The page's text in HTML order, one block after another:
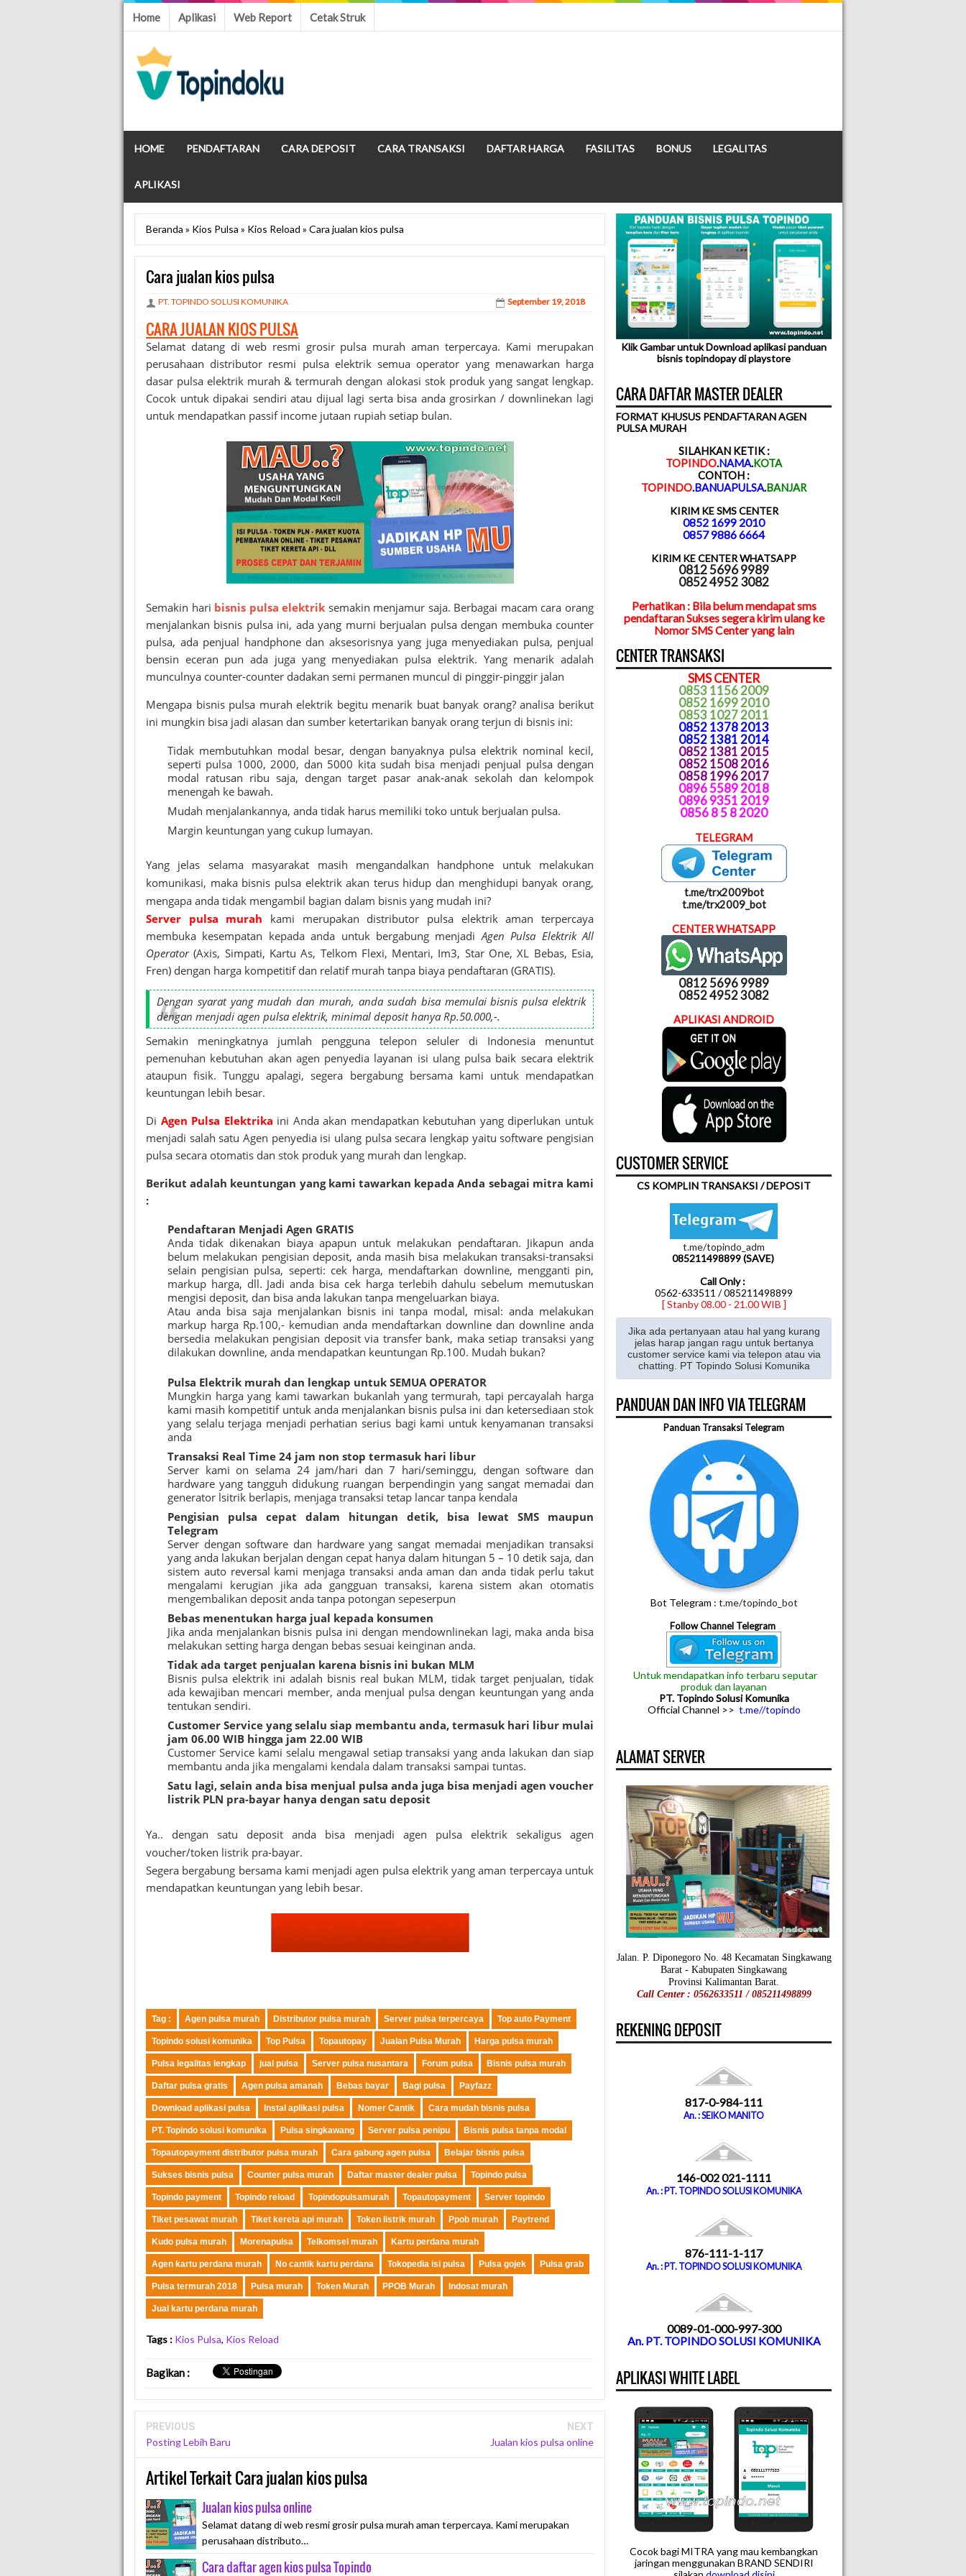
Home Aplikasi Web Report Cetak Struk
HOME PENDAFTARAN CARA DEPOSIT CARA TRANSAKSI DAFTAR HARGA FASILITAS BONUS LEGALITAS
APLIKASI
Beranda » Kios Pulsa » Kios Reload » Cara jualan kios pulsa
Cara jualan kios pulsa
PT. TOPINDO SOLUSI KOMUNIKA September 19, 2018
CARA JUALAN KIOS PULSA
Selamat datang di web resmi grosir pulsa murah aman terpercaya. Kami merupakan
perusahaan distributor resmi pulsa elektrik semua operator yang menawarkan harga
dasar pulsa elektrik murah & termurah dengan alokasi stok produk yang sangat lengkap.
Cocok untuk dipakai sendiri atau dijual lagi serta bisa anda grosirkan / downlinekan lagi
untuk mendapatkan passif income jutaan rupiah setiap bulan.
Semakin hari bisnis pulsa elektrik semakin menjamur saja. Berbagai macam cara orang
menjalankan bisnis pulsa ini, ada yang murni berjualan pulsa dengan membuka counter
pulsa, ada penjual handphone dan aksesorisnya yang juga menyediakan pulsa, penjual
bensin eceran pun ada juga yang menyediakan pulsa elektrik. Yang menarik adalah
munculnya counter-counter dadakan semi permanen muncul di pinggir-pinggir jalan
Mengapa bisnis pulsa murah elektrik begitu menarik buat banyak orang? analisa berikut
ini mungkin bisa jadi alasan dan sumber ketertarikan banyak orang terjun di bisnis ini:
Tidak membutuhkan modal besar, dengan banyaknya pulsa elektrik nominal kecil,
seperti pulsa 1000, 2000, dan 5000 kita sudah bisa menjadi penjual pulsa dengan
modal ratusan ribu saja, dengan target pasar anak-anak sekolah dan kelompok
menengah ke bawah.
Mudah menjalankannya, anda tidak harus memiliki toko untuk berjualan pulsa.
Margin keuntungan yang cukup lumayan.
Yang jelas selama masyarakat masih mengandalkan handphone untuk melakukan
komunikasi, maka bisnis pulsa elektrik akan terus hidup dan menghidupi banyak orang,
mengapa anda tidak mengambil bagian dalam bisnis yang mudah ini?
Server pulsa murah kami merupakan distributor pulsa elektrik aman terpercaya
membuka kesempatan kepada anda untuk bergabung menjadiAgen Pulsa Elektrik All
Operator(Axis, Simpati, Kartu As, Telkom Flexi, Mentari, Im3, Star One, XL Bebas, Esia,
Fren) dengan harga kompetitif dan relatif murah tanpa biaya pendaftaran (GRATIS).
Dengan syarat yang mudah dan murah, anda sudah bisa memulai bisnis pulsa elektrik
dengan menjadi agen pulsa elektrik, minimal deposit hanya Rp.50.000,-.
Semakin meningkatnya jumlah pengguna telepon seluler di Indonesia menuntut
pemenuhan kebutuhan akan agen penyedia layanan isi ulang pulsa baik secara elektrik
ataupun fisik. Tunggu apalagi, segera bergabung bersama kami untuk mendapatkan
keuntungan lebih besar.
Di Agen Pulsa Elektrika ini Anda akan mendapatkan kebutuhan yang diperlukan untuk
menjadi salah satu Agen penyedia isi ulang pulsa secara lengkap yaitu software pengisian
pulsa secara otomatis dan stok produk yang murah dan lengkap.
Berikut adalah keuntungan yang kami tawarkan kepada Anda sebagai mitra kami
:
Pendaftaran Menjadi Agen GRATIS
Anda tidak dikenakan biaya apapun untuk melakukan pendaftaran. Jikapun anda
belum melakukan pengisian deposit, anda masih bisa melakukan transaksi-transaksi
selain pengisian pulsa, seperti: cek harga, mendaftarkan downline, mengganti pin,
markup harga, dll. Jadi anda bisa cek harga terlebih dahulu sebelum memutuskan
mengisi deposit, dan bisa anda lakukan tanpa mengeluarkan biaya.
Atau anda bisa saja menjalankan bisnis ini tanpa modal, misal: anda melakukan
markup harga Rp.100,- kemudian anda mendaftarkan downline dan downline anda
bersedia melakukan pengisian deposit via transfer bank, maka setiap transaksi yang
dilakukan downline, anda mendapatkan keuntungan Rp.100. Mudah bukan?
Pulsa Elektrik murah dan lengkap untuk SEMUA OPERATOR
Mungkin harga yang kami tawarkan bukanlah yang termurah, tapi percayalah harga
kami masih kompetitif untuk anda menjalankan bisnis pulsa ini dan ketersediaan stok
yang selalu terjaga menjadi perhatian serius bagi kami untuk kenyamanan transaksi
anda
Transaksi Real Time 24 jam non stop termasuk hari libur
Server kami on selama 24 jam/hari dan 7 hari/seminggu, dengan software dan
hardware yang tangguh didukung ruangan berpendingin yang sangat memadai dan
generator lsitrik berlapis, menjaga transaksi tetap lancar tanpa kendala
Pengisian pulsa cepat dalam hitungan detik, bisa lewat SMS maupun
Telegram
Server dengan software dan hardware yang sangat memadai menjadikan transaksi
yang anda lakukan berjalan dengan cepat hanya dalam hitungan 5 – 10 detik saja, dan
sistem auto reversal kami menjaga transaksi anda aman dan anda tidak perlu takut
mengalami kerugian jika ada gangguan transaksi, karena sistem akan otomatis
mengembalikan deposit anda tanpa potongan sepeserpun
Bebas menentukan harga jual kepada konsumen
Jika anda menjalankan bisnis pulsa ini dengan mendownlinekan lagi, maka anda bisa
melakukan setting harga dengan bebas sesuai keinginan anda.
Tidak ada target penjualan karena bisnis ini bukan MLM
Bisnis pulsa elektrik ini adalah bisnis real bukan MLM, tidak target penjualan, tidak
ada kewajiban mencari member, anda menjual pulsa dengan keuntungan yang anda
tentukan sendiri.
Customer Service yang selalu siap membantu anda, termasuk hari libur mulai
jam 06.00 WIB hingga jam 22.00 WIB
Customer Service kami selalu mengawal setiap transaksi yang anda lakukan dan siap
membantu anda jika mengalami kendala dalam transaksi sampai tuntas.
Satu lagi, selain anda bisa menjual pulsa anda juga bisa menjadi agen voucher
listrik PLN pra-bayar hanya dengan satu deposit
Ya.. dengan satu deposit anda bisa menjadi agen pulsa elektrik sekaligus agen
voucher/token listrik pra-bayar.
Segera bergabung bersama kami menjadi agen pulsa elektrik yang aman terpercaya untuk
mendapatkan keuntungan yang lebih besar.
Tag : Agen pulsa murah Distributor pulsa murah Server pulsa terpercaya Top auto Payment
Topindo solusi komunika Top Pulsa Topautopay Jualan Pulsa Murah Harga pulsa murah
Pulsa legalitas lengkap jual pulsa Server pulsa nusantara Forum pulsa Bisnis pulsa murah
Daftar pulsa gratis Agen pulsa amanah Bebas bayar Bagi pulsa Payfazz
Download aplikasi pulsa Instal aplikasi pulsa Nomer Cantik Cara mudah bisnis pulsa
PT. Topindo solusi komunika Pulsa singkawang Server pulsa penipu Bisnis pulsa tanpa modal
Topautopayment distributor pulsa murah Cara gabung agen pulsa Belajar bisnis pulsa
Sukses bisnis pulsa Counter pulsa murah Daftar master dealer pulsa Topindo pulsa
Topindo payment Topindo reload Topindopulsamurah Topautopayment Server topindo
Tiket pesawat murah Tiket kereta api murah Token listrik murah Ppob murah Paytrend
Kudo pulsa murah Morenapulsa Telkomsel murah Kartu perdana murah
Agen kartu perdana murah No cantik kartu perdana Tokopedia isi pulsa Pulsa gojek Pulsa grab
Pulsa termurah 2018 Pulsa murah Token Murah PPOB Murah Indosat murah
Jual kartu perdana murah
Tags : Kios Pulsa, Kios Reload
Bagikan :
PREVIOUS
Posting Lebih Baru
NEXT
Jualan kios pulsa online
Artikel Terkait Cara jualan kios pulsa
Jualan kios pulsa online
Selamat datang di web resmi grosir pulsa murah aman terpercaya. Kami merupakan
perusahaan distributo…
Cara daftar agen kios pulsa Topindo
Klik Gambar untuk Download aplikasi panduan
bisnis topindopay di playstore
CARA DAFTAR MASTER DEALER
FORMAT KHUSUS PENDAFTARAN AGEN
PULSA MURAH
SILAHKAN KETIK :
TOPINDO.NAMA.KOTA
CONTOH :
TOPINDO.BANUAPULSA.BANJAR
KIRIM KE SMS CENTER
0852 1699 2010
0857 9886 6664
KIRIM KE CENTER WHATSAPP
0812 5696 9989
0852 4952 3082
Perhatikan : Bila belum mendapat sms
pendaftaran Sukses segera kirim ulang ke
Nomor SMS Center yang lain
CENTER TRANSAKSI
SMS CENTER
0853 1156 2009
0852 1699 2010
0853 1027 2011
0852 1378 2013
0852 1381 2014
0852 1381 2015
0852 1508 2016
0858 1996 2017
0896 5589 2018
0896 9351 2019
0856 8 5 8 2020
TELEGRAM
t.me/trx2009bot
t.me/trx2009_bot
CENTER WHATSAPP
0812 5696 9989
0852 4952 3082
APLIKASI ANDROID
CUSTOMER SERVICE
CS KOMPLIN TRANSAKSI / DEPOSIT
t.me/topindo_adm
085211498899 (SAVE)
Call Only :
0562-633511 / 085211498899
[ Stanby 08.00 - 21.00 WIB ]
Jika ada pertanyaan atau hal yang kurang
jelas harap jangan ragu untuk bertanya
customer service kami via telepon atau via
chatting. PT Topindo Solusi Komunika
PANDUAN DAN INFO VIA TELEGRAM
Panduan Transaksi Telegram
Bot Telegram : t.me/topindo_bot
Follow Channel Telegram
Untuk mendapatkan info terbaru seputar
produk dan layanan
PT. Topindo Solusi Komunika
Official Channel >> t.me//topindo
ALAMAT SERVER
Jalan. P. Diponegoro No. 48 Kecamatan Singkawang
Barat - Kabupaten Singkawang
Provinsi Kalimantan Barat.
Call Center : 0562633511 / 085211498899
REKENING DEPOSIT
817-0-984-111
An. : SEIKO MANITO
146-002 021-1111
An. : PT. TOPINDO SOLUSI KOMUNIKA
876-111-1-117
An. : PT. TOPINDO SOLUSI KOMUNIKA
0089-01-000-997-300
An. PT. TOPINDO SOLUSI KOMUNIKA
APLIKASI WHITE LABEL
Cocok bagi MITRA yang mau kembangkan
jaringan menggunakan BRAND SENDIRI